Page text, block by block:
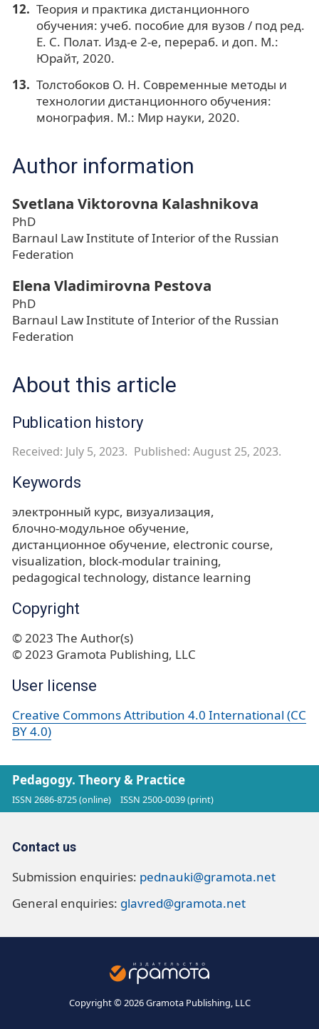
Теория и практика дистанционного
обучения: учеб. пособие для вузов / под ред.
Е. С. Полат. Изд-е 2-е, перераб. и доп. М.:
Юрайт, 2020.
Толстобоков О. Н. Современные методы и
технологии дистанционного обучения:
монография. М.: Мир науки, 2020.
Author information
Svetlana Viktorovna Kalashnikova
PhD
Barnaul Law Institute of Interior of the Russian
Federation
Elena Vladimirovna Pestova
PhD
Barnaul Law Institute of Interior of the Russian
Federation
About this article
Publication history
Received: July 5, 2023. Published: August 25, 2023.
Keywords
электронный курс визуализация
блочно-модульное обучение
дистанционное обучение electronic course
visualization block-modular training
pedagogical technology distance learning
Copyright
© 2023 The Author(s)
© 2023 Gramota Publishing, LLC
User license
Creative Commons Attribution 4.0 International (CC
BY 4.0)
Pedagogy. Theory & Practice
ISSN 2686-8725 (online) ISSN 2500-0039 (print)
Contact us
Submission enquiries: pednauki@gramota.net
General enquiries: glavred@gramota.net
Copyright © 2026 Gramota Publishing, LLC